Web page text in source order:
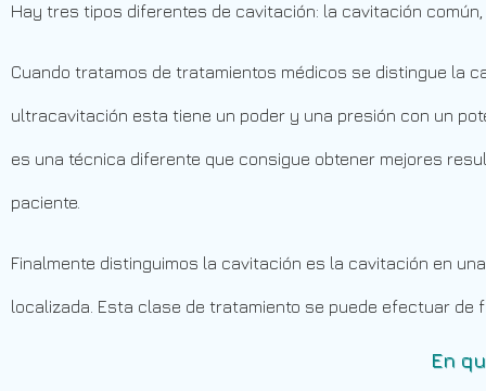
Hay tres tipos diferentes de cavitación: la cavitación
Cuando tratamos de tratamientos médicos se distingue la
ultracavitación esta tiene un poder y una presión con un
es una técnica diferente que consigue obtener mejores
paciente.
Finalmente distinguimos la cavitación es la cavitación en
localizada. Esta clase de tratamiento se puede efectuar de
En